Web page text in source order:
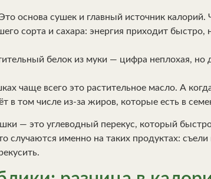
основа сушек и главный источник
сорта и сахара: энергия приходит быстро,
белок из муки — цифра неплохая, но
чаще всего это растительное масло. А
в том числе из-за жиров, которые есть в
— это углеводный перекус, который
именно на таких продуктах: съели